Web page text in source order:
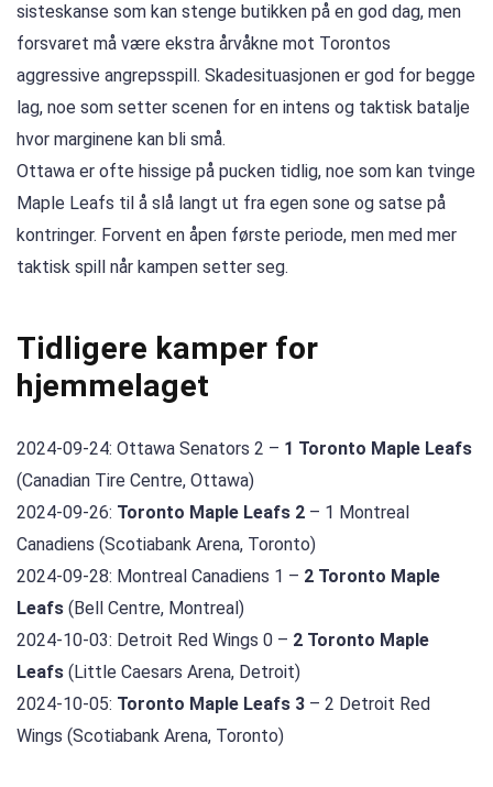
sisteskanse som kan stenge butikken på en god dag, men
forsvaret må være ekstra årvåkne mot Torontos
aggressive angrepsspill. Skadesituasjonen er god for begge
lag, noe som setter scenen for en intens og taktisk batalje
hvor marginene kan bli små.
Ottawa er ofte hissige på pucken tidlig, noe som kan tvinge
Maple Leafs til å slå langt ut fra egen sone og satse på
kontringer. Forvent en åpen første periode, men med mer
taktisk spill når kampen setter seg.
Tidligere kamper for
hjemmelaget
2024-09-24: Ottawa Senators 2 – 1 Toronto Maple Leafs
(Canadian Tire Centre, Ottawa)
2024-09-26: Toronto Maple Leafs 2 – 1 Montreal
Canadiens (Scotiabank Arena, Toronto)
2024-09-28: Montreal Canadiens 1 – 2 Toronto Maple
Leafs (Bell Centre, Montreal)
2024-10-03: Detroit Red Wings 0 – 2 Toronto Maple
Leafs (Little Caesars Arena, Detroit)
2024-10-05: Toronto Maple Leafs 3 – 2 Detroit Red
Wings (Scotiabank Arena, Toronto)